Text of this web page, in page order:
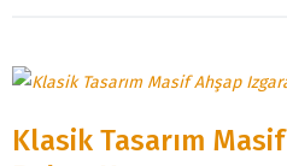
Klasik Tasarım